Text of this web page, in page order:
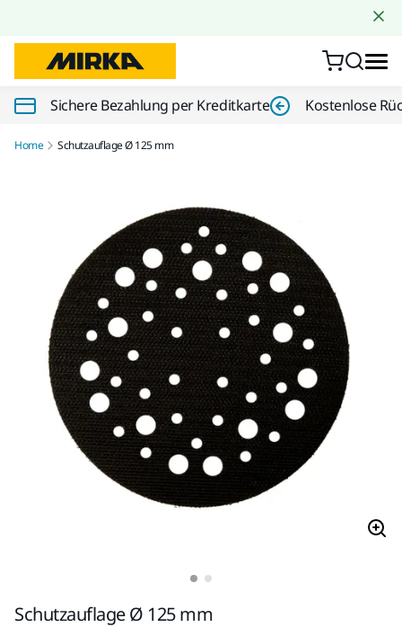
Sichere Bezahlung per Kreditkarte Kostenlose
Home Schutzauflage Ø 125 mm
Schutzauflage Ø 125 mm